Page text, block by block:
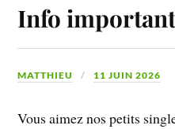
Info
MATTHIEU 11 JUIN 2026
Vous aimez nos petits